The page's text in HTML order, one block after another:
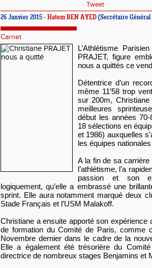
Tweet
26 Janvier 2015 - Hatem BEN AYED (Secrétaire
Carnet
L’Athlétisme
PRAJET, figure
nous a quittés ce
Détentrice d’un
même 11’58 trop
sur 200m,
meilleures
début les années
18 sélections en
et 1986) auxquelles
les équipes
A la fin de sa carrière
l’athlétisme, l’a
passion et son
logiquement, qu’elle a embrassé une
sprint. Elle aura notamment marqué deux
Stade Français et l’USM Malakoff.
Christiane a ensuite apporté son expérience
de formation du Comité de Paris, comme
Novembre dernier dans le cadre de la
Elle a également été trésorière du
directrice de nombreux stages Benjamins et